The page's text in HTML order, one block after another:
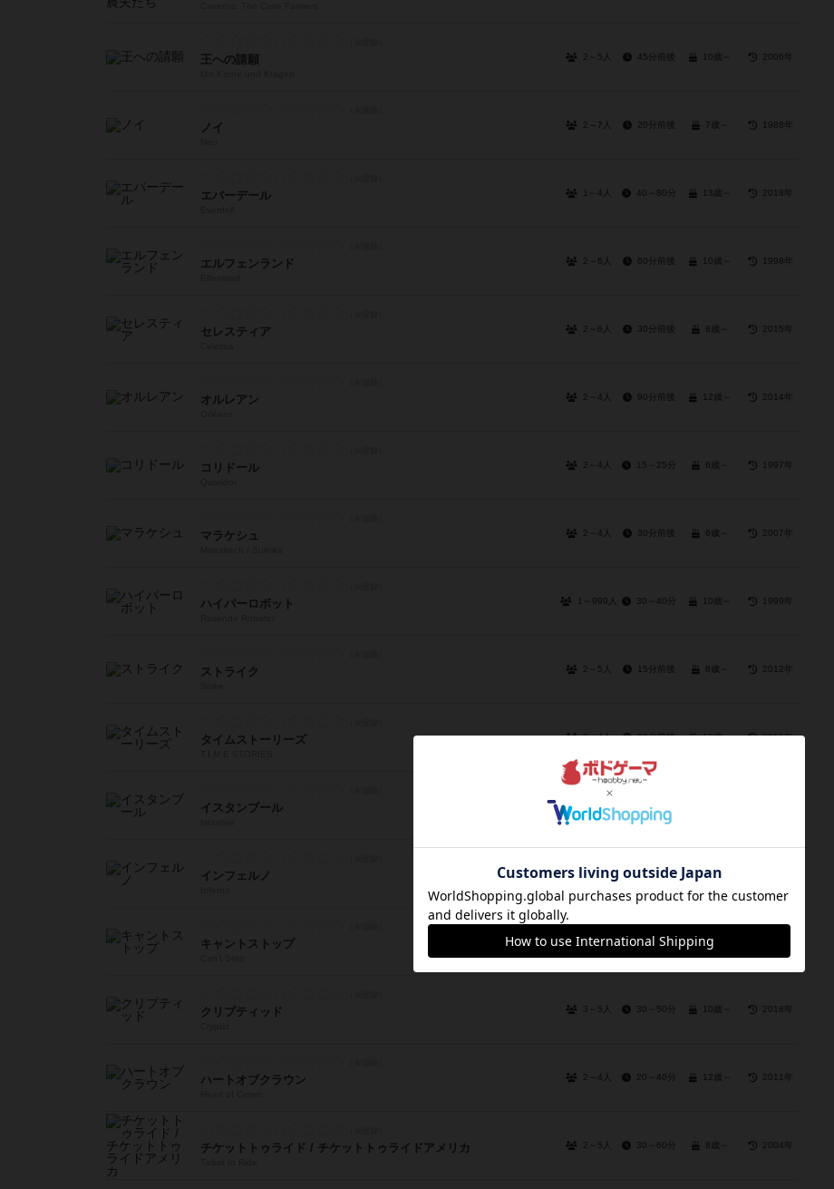
王への請願 2～5人 45分前後 10歳～ 2006年
ノイ 2～7人 20分前後 7歳～ 1988年
エバーデール 1～4人 40～80分 13歳～ 2018年
エルフェンランド 2～6人 60分前後 10歳～ 1998年
セレスティア 2～6人 30分前後 8歳～ 2015年
オルレアン 2～4人 90分前後 12歳～ 2014年
コリドール 2～4人 15～25分 6歳～ 1997年
マラケシュ 2～4人 30分前後 6歳～ 2007年
ハイパーロボット 1～999人 30～40分 10歳～ 1999年
ストライク 2～5人 15分前後 8歳～ 2012年
タイムストーリーズ 2～4人 90分前後 12歳～ 2015年
イスタンブール
インフェルノ 3～7人 20分前後 8歳～
キャントストップ 2～4人 30分前後 9歳～
クリプティッド 3～5人 30～50分 10歳～ 2018年
ハートオブクラウン 2～4人 20～40分 12歳～ 2011年
チケットトゥライド / チケットトゥライドアメリカ 2～5人 30～60分 8歳～ 2004年